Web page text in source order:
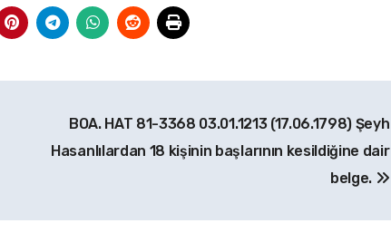
BOA. HAT 81-3368 03.01.1213 (17.06.1798) Şeyh
Hasanlılardan 18 kişinin başlarının kesildiğine dair
belge.